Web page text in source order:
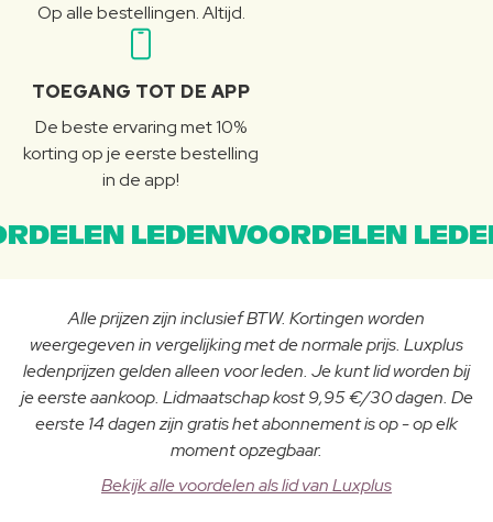
Op alle bestellingen. Altijd.
TOEGANG TOT DE APP
De beste ervaring met 10%
korting op je eerste bestelling
in de app!
LEDENVOORDELEN
Alle prijzen zijn inclusief BTW. Kortingen worden
weergegeven in vergelijking met de normale prijs. Luxplus
ledenprijzen gelden alleen voor leden. Je kunt lid worden bij
je eerste aankoop. Lidmaatschap kost 9,95 €/30 dagen. De
eerste 14 dagen zijn gratis het abonnement is op - op elk
moment opzegbaar.
Bekijk alle voordelen als lid van Luxplus